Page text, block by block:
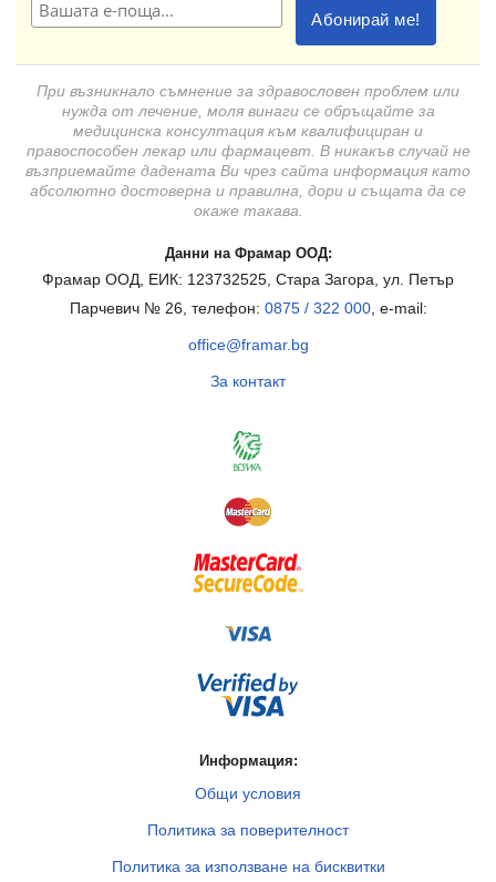
При възникнало съмнение за здравословен проблем или
нужда от лечение, моля винаги се обръщайте за
медицинска консултация към квалифициран и
правоспособен лекар или фармацевт. В никакъв случай не
възприемайте дадената Ви чрез сайта информация като
абсолютно достоверна и правилна, дори и същата да се
окаже такава.
Данни на Фрамар ООД:
Фрамар ООД, ЕИК: 123732525, Стара Загора, ул. Петър
Парчевич № 26, телефон: 0875 / 322 000, e-mail:
office@framar.bg
За контакт
Информация:
Общи условия
Политика за поверителност
Политика за използване на бисквитки